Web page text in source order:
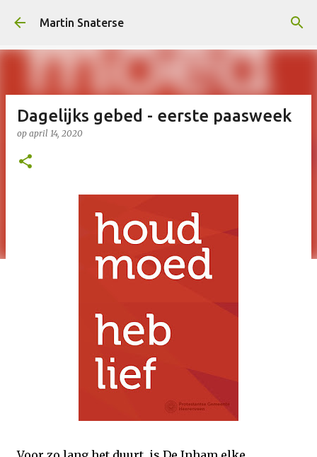
Doorgaan naar hoofdcontent
Martin Snaterse
Dagelijks gebed - eerste paasweek
op april 14, 2020